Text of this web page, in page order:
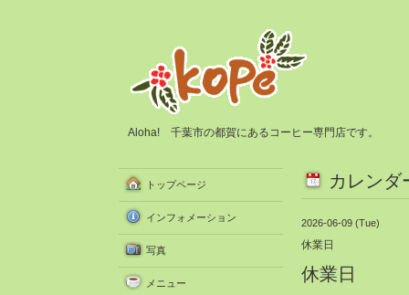
Aloha! 千葉市の都賀にあるコーヒー専門店です。
カレンダ
2026-06-09 (Tue)
休業日
休業日
トップページ
インフォメーション
写真
メニュー